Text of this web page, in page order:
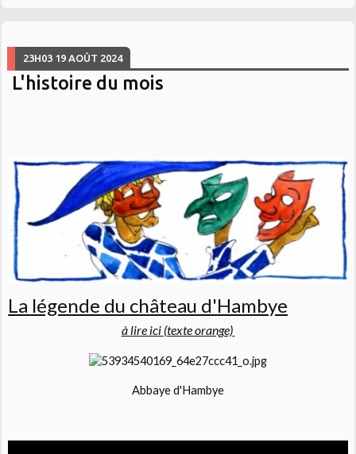
23H03 19 AOÛT 2024
L'histoire du mois
La légende du château d'Hambye
à lire ici (texte orange)
Abbaye d'Hambye